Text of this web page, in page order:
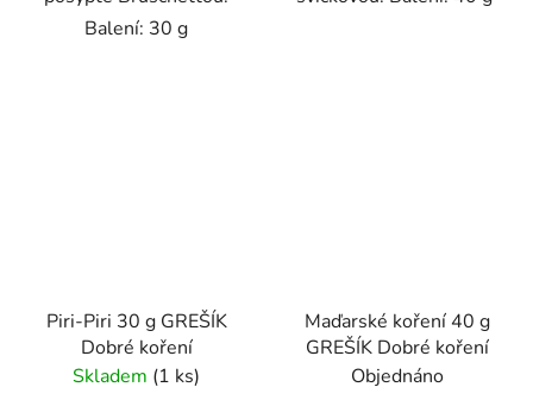
Balení: 30 g
Piri-Piri 30 g GREŠÍK
Dobré koření
Skladem (1 ks)
Maďarské koření 40 g
GREŠÍK Dobré koření
Objednáno